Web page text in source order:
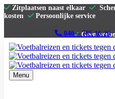
Zitplaatsen naast elkaar
kosten
Persoonlijke service
040 – 785 16 20
Menu